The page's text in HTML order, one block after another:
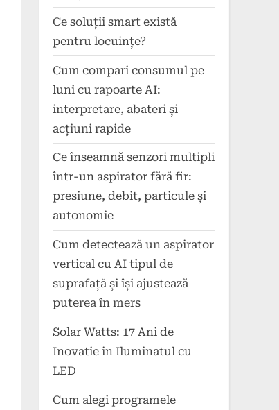
Ce soluții smart există
pentru locuințe?
Cum compari consumul pe
luni cu rapoarte AI:
interpretare, abateri și
acțiuni rapide
Ce înseamnă senzori multipli
într-un aspirator fără fir:
presiune, debit, particule și
autonomie
Cum detectează un aspirator
vertical cu AI tipul de
suprafață și își ajustează
puterea în mers
Solar Watts: 17 Ani de
Inovatie in Iluminatul cu
LED
Cum alegi programele